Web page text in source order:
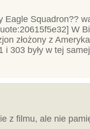
Squadron??
W
złożony z
303 były w tej
z filmu, ale nie